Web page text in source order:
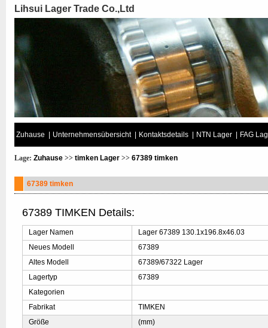
Lihsui Lager Trade Co.,Ltd
Zuhause Unternehmensübersicht Kontaktsdetails NTN Lager FAG
Lage: Zuhause >> timken Lager >> 67389 timken
67389 timken
67389 TIMKEN Details:
Lager Namen
Lager 67389 130.1x196.8x46.03
Neues Modell
67389
Altes Modell
67389/67322 Lager
Lagertyp
67389
Kategorien
Fabrikat
TIMKEN
Größe
(mm)